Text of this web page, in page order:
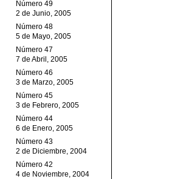
Número 49
2 de Junio, 2005
Número 48
5 de Mayo, 2005
Número 47
7 de Abril, 2005
Número 46
3 de Marzo, 2005
Número 45
3 de Febrero, 2005
Número 44
6 de Enero, 2005
Número 43
2 de Diciembre, 2004
Número 42
4 de Noviembre, 2004